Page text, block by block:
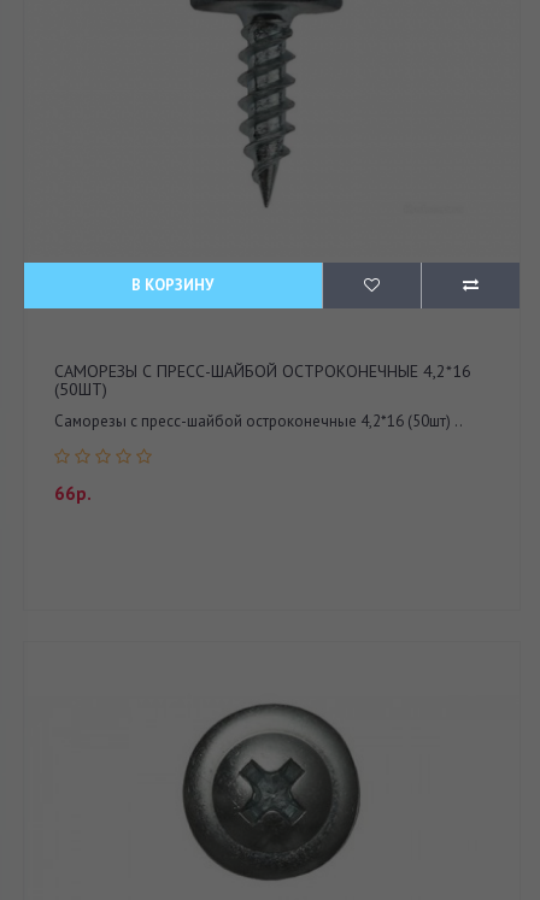
В КОРЗИНУ
САМОРЕЗЫ С ПРЕСС-ШАЙБОЙ ОСТРОКОНЕЧНЫЕ 4,2*16
(50ШТ)
Саморезы с пресс-шайбой остроконечные 4,2*16 (50шт) ..
66р.